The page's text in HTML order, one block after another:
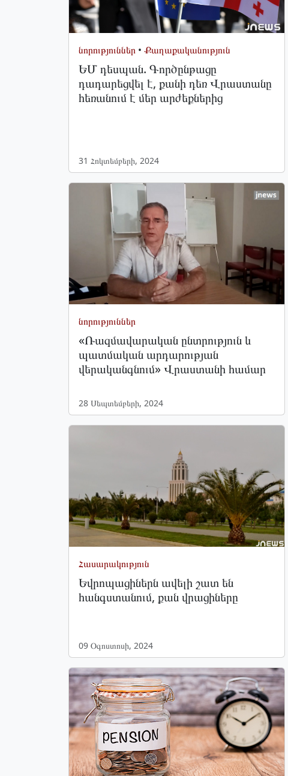
նորություններ • Քաղաքականություն
ԵՄ դեսպան. Գործընթացը
դադարեցվել է, քանի դեռ Վրաստանը
հեռանում է մեր արժեքներից
31 Հոկտեմբերի, 2024
նորություններ
«Ռազմավարական ընտրություն և
պատմական արդարության
վերականգնում» Վրաստանի համար
28 Սեպտեմբերի, 2024
Հասարակություն
Եվրոպացիներն ավելի շատ են
հանգստանում, քան վրացիները
09 Օգոստոսի, 2024